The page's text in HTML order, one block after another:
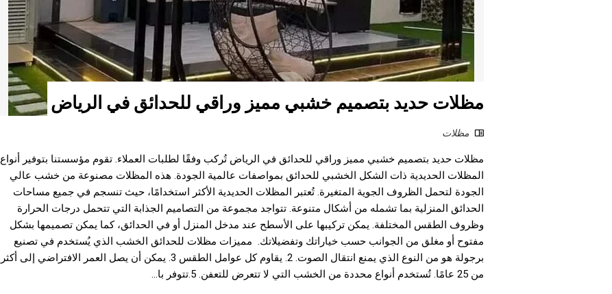
مظلات حديد بتصميم خشبي مميز وراقي للحدائق في الرياض
مظلات
مظلات حديد بتصميم خشبي مميز وراقي للحدائق في الرياض تُركب وفقًا لطلبات العملاء. تقوم مؤسستنا بتوفير أنواع
المظلات الحديدية ذات الشكل الخشبي للحدائق بمواصفات عالمية الجودة. هذه المظلات مصنوعة من خشب عالي
الجودة لتحمل الظروف الجوية المتغيرة. تُعتبر المظلات الحديدية الأكثر استخدامًا، حيث تنسجم في جميع مساحات
الحدائق المنزلية بما تشمله من أشكال متنوعة. تتواجد مجموعة من التصاميم الجذابة التي تتحمل درجات الحرارة
وظروف الطقس المختلفة. يمكن تركيبها على الأسطح عند مدخل المنزل أو في الحدائق، كما يمكن تصميمها بشكل
مفتوح أو مغلق من الجوانب حسب خياراتك وتفضيلاتك. مميزات مظلات للحدائق الخشب الذي يُستخدم في تصنيع
برجولة هو من النوع الذي يمنع انتقال الصوت. 2. يقاوم كل عوامل الطقس 3. يمكن أن يصل العمر الافتراضي إلى أكثر
من 25 عامًا. تُستخدم أنواع محددة من الخشب التي لا تتعرض للتعفن. 5.تتوفر با...